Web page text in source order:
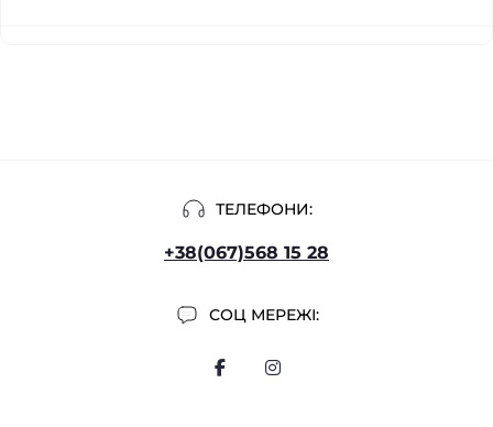
ТЕЛЕФОНИ:
+38(067)568 15 28
СОЦ МЕРЕЖІ: